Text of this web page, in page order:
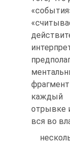
отрывке
вся во